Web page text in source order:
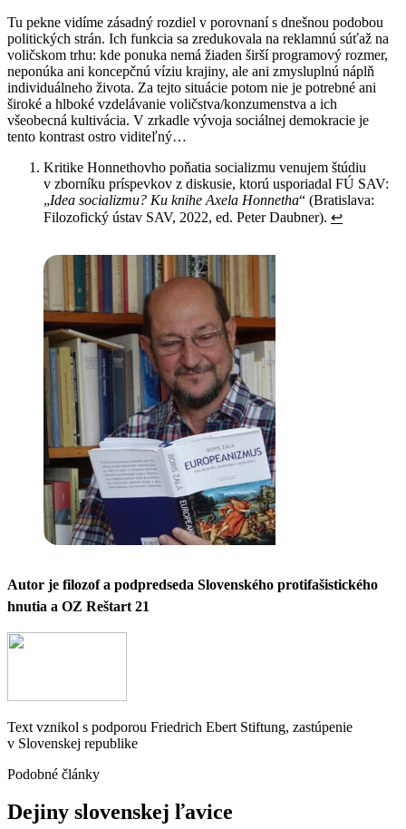
Tu pekne vidíme zásadný rozdiel v porovnaní s dnešnou podobou
politických strán. Ich funkcia sa zredukovala na reklamnú súťaž na
voličskom trhu: kde ponuka nemá žiaden širší programový rozmer,
neponúka ani koncepčnú víziu krajiny, ale ani zmysluplnú náplň
individuálneho života. Za tejto situácie potom nie je potrebné ani
široké a hlboké vzdelávanie voličstva/konzumenstva a ich
všeobecná kultivácia. V zrkadle vývoja sociálnej demokracie je
tento kontrast ostro viditeľný…
Kritike Honnethovho poňatia socializmu venujem štúdiu
v zborníku príspevkov z diskusie, ktorú usporiadal FÚ SAV:
„Idea socializmu? Ku knihe Axela Honnetha“ (Bratislava:
Filozofický ústav SAV, 2022, ed. Peter Daubner). ↩︎
Autor je filozof a podpredseda Slovenského protifašistického
hnutia a OZ Reštart 21
Text vznikol s podporou Friedrich Ebert Stiftung, zastúpenie
v Slovenskej republike
Podobné články
Dejiny slovenskej ľavice